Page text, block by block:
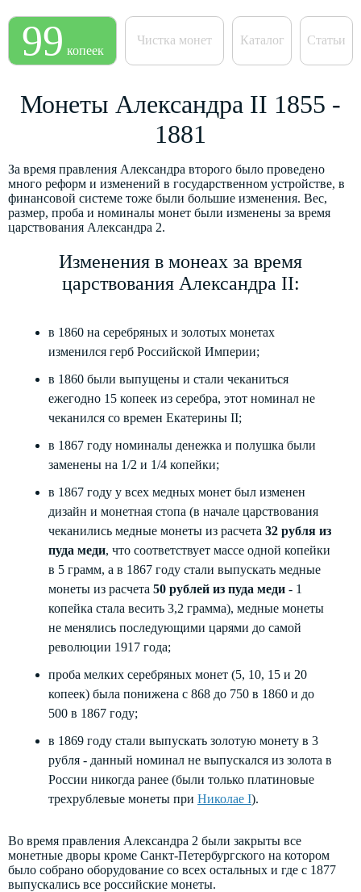
99 копеек
Чистка монет Каталог Статьи
Монеты Александра II 1855 -
1881
За время правления Александра второго было проведено
много реформ и изменений в государственном устройстве, в
финансовой системе тоже были большие изменения. Вес,
размер, проба и номиналы монет были изменены за время
царствования Александра 2.
Изменения в монеах за время
царствования Александра II:
в 1860 на серебряных и золотых монетах
изменился герб Российской Империи;
в 1860 были выпущены и стали чеканиться
ежегодно 15 копеек из серебра, этот номинал не
чеканился со времен Екатерины II;
в 1867 году номиналы денежка и полушка были
заменены на 1/2 и 1/4 копейки;
в 1867 году у всех медных монет был изменен
дизайн и монетная стопа (в начале царствования
чеканились медные монеты из расчета 32 рубля из
пуда меди, что соответствует массе одной копейки
в 5 грамм, а в 1867 году стали выпускать медные
монеты из расчета 50 рублей из пуда меди - 1
копейка стала весить 3,2 грамма), медные монеты
не менялись последующими царями до самой
революции 1917 года;
проба мелких серебряных монет (5, 10, 15 и 20
копеек) была понижена с 868 до 750 в 1860 и до
500 в 1867 году;
в 1869 году стали выпускать золотую монету в 3
рубля - данный номинал не выпускался из золота в
России никогда ранее (были только платиновые
трехрублевые монеты при Николае I).
Во время правления Александра 2 были закрыты все
монетные дворы кроме Санкт-Петербургского на котором
было собрано оборудование со всех остальных и где с 1877
выпускались все российские монеты.